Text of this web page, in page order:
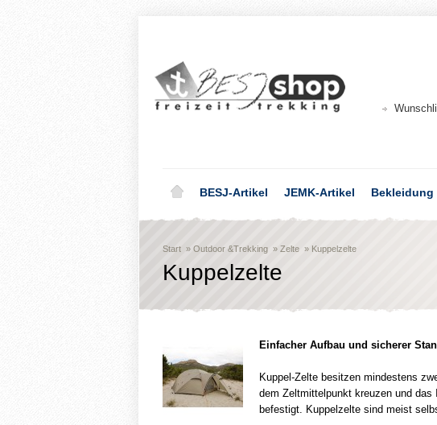
BESJ-Artikel JEMK-Artikel Bekleidung
Start » Outdoor &Trekking » Zelte » Kuppelzelte
Kuppelzelte
Einfacher Aufbau und sicherer
Kuppel-Zelte besitzen mindestens
dem Zeltmittelpunkt kreuzen und
befestigt. Kuppelzelte sind meist